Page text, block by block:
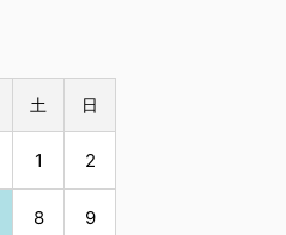
土 日
1 2
8 9